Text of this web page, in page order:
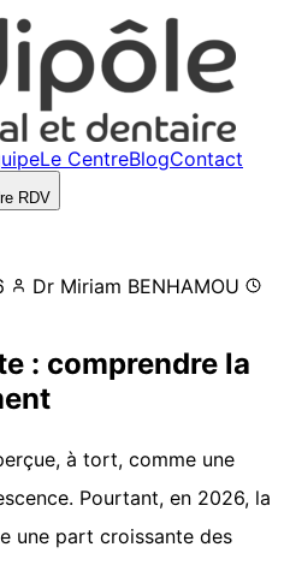
Le CentreBlogContact
RDV
Dr Miriam BENHAMOU
: comprendre la
à tort, comme une
Pourtant, en 2026, la
une part croissante des